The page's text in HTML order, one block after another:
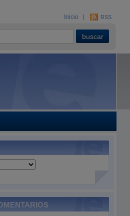
Inicio RSS